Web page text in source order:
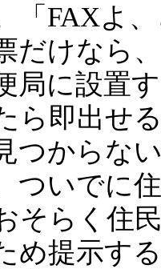
「FAXよ
だけなら
局に設置
ら即出せ
つからな
ついでに
そらく住
め提示す